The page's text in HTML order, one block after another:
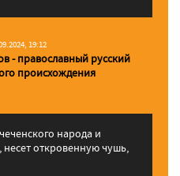
19:12
- православный русский
происхождения
народа и
откровенную чушь,